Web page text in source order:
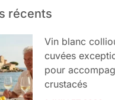
récents
Vin blanc
cuvées
pour
crustacés